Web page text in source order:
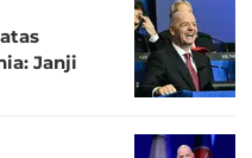
Janji